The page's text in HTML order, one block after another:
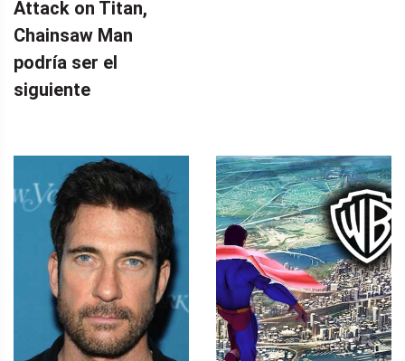
Attack on Titan,
Chainsaw Man
podría ser el
siguiente